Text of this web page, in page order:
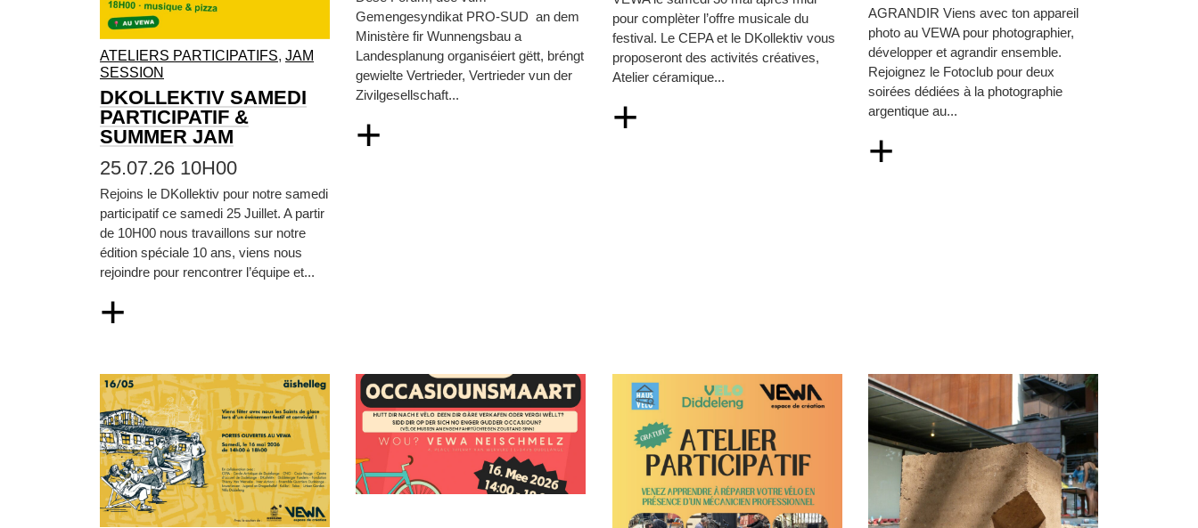
ATELIERS PARTICIPATIFS, JAM
SESSION
DKOLLEKTIV SAMEDI
PARTICIPATIF &
SUMMER JAM
25.07.26 10H00
Rejoins le DKollektiv pour notre samedi
participatif ce samedi 25 Juillet. A partir
de 10H00 nous travaillons sur notre
édition spéciale 10 ans, viens nous
rejoindre pour rencontrer l’équipe et...
+
Gemengesyndikat PRO-SUD an dem
Ministère fir Wunnengsbau a
Landesplanung organiséiert gëtt, bréngt
gewielte Vertrieder, Vertrieder vun der
Zivilgesellschaft...
+
pour complèter l’offre musicale du
festival. Le CEPA et le DKollektiv vous
proposeront des activités créatives,
Atelier céramique...
+
AGRANDIR Viens avec ton appareil
photo au VEWA pour photographier,
développer et agrandir ensemble.
Rejoignez le Fotoclub pour deux
soirées dédiées à la photographie
argentique au...
+